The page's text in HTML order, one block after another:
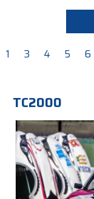
1 3 4 5 6
TC2000